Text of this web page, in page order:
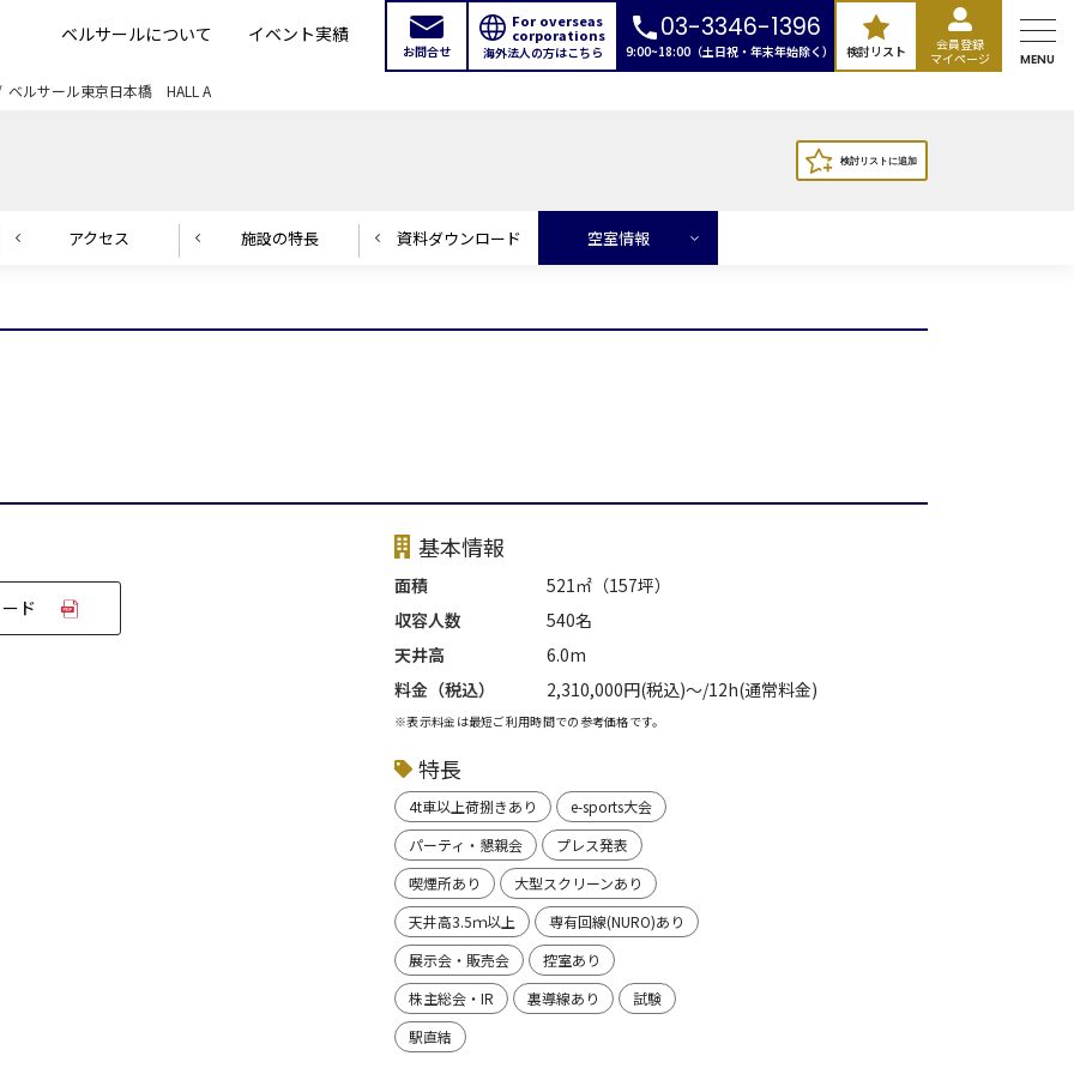
ベルサールについて イベント実績
お問合せ
For overseas
corporations
海外法人の方はこちら
03-3346-1396
9:00~18:00（土日祝・年末年始除く） 検討リスト
会員登録
マイページ
MENU
ベルサール東京日本橋 HALL A
アクセス 施設の特長 資料ダウンロード 空室情報
ド
基本情報
面積
521㎡（157坪）
収容人数
540名
天井高
6.0m
料金（税込）
2,310,000円(税込)〜/12h(通常料金)
※表示料金は最短ご利用時間での参考価格です。
特長
4t車以上荷捌きあり
e-sports大会
パーティ・懇親会
プレス発表
喫煙所あり
大型スクリーンあり
天井高3.5ｍ以上
専有回線(NURO)あり
展示会・販売会
控室あり
株主総会・IR
裏導線あり
試験
駅直結